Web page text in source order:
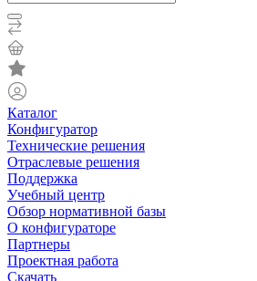
Каталог
Конфигуратор
Технические решения
Отраслевые решения
Поддержка
Учебный центр
Обзор нормативной базы
О конфигураторе
Партнеры
Проектная работа
Скачать